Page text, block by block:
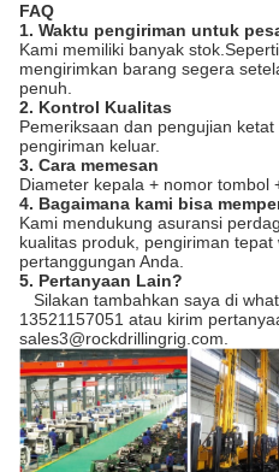
FAQ
1. Waktu pengiriman untuk
Kami memiliki banyak
mengirimkan barang segera
penuh.
2. Kontrol Kualitas
Pemeriksaan dan pengujian
pengiriman keluar.
3. Cara memesan
Diameter kepala + nomor tombol
4. Bagaimana kami bisa
Kami mendukung asuransi
kualitas produk, pengiriman tepat
pertanggungan Anda.
5. Pertanyaan Lain?
Silakan tambahkan saya di
13521157051 atau kirim
sales3@rockdrillingrig.com.